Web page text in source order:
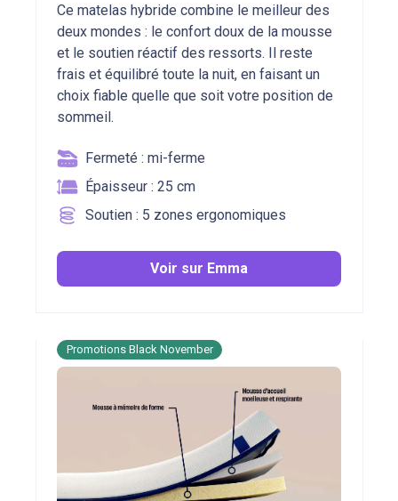
Ce matelas hybride combine le meilleur des
deux mondes : le confort doux de la mousse
et le soutien réactif des ressorts. Il reste
frais et équilibré toute la nuit, en faisant un
choix fiable quelle que soit votre position de
sommeil.
Fermeté : mi-ferme
Épaisseur : 25 cm
Soutien : 5 zones ergonomiques
Voir sur Emma
Promotions Black November